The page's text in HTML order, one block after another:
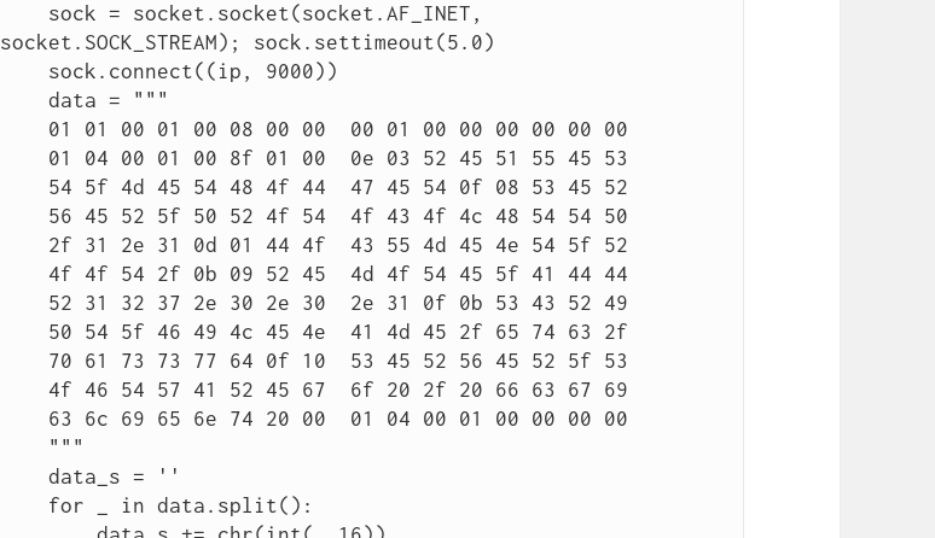
socket.SOCK_STREAM); sock.settimeout(5.0)